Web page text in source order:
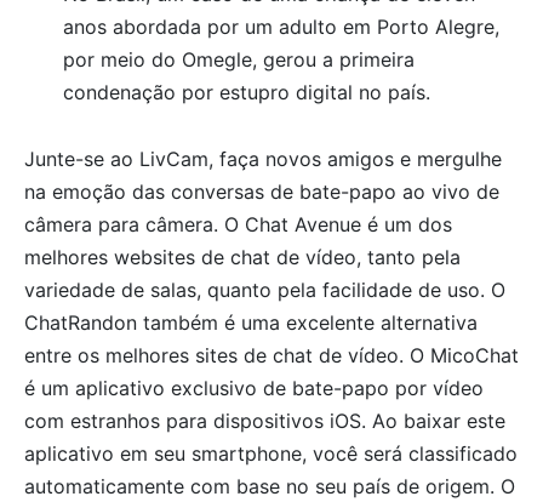
anos abordada por um adulto em Porto Alegre,
por meio do Omegle, gerou a primeira
condenação por estupro digital no país.
Junte-se ao LivCam, faça novos amigos e mergulhe
na emoção das conversas de bate-papo ao vivo de
câmera para câmera. O Chat Avenue é um dos
melhores websites de chat de vídeo, tanto pela
variedade de salas, quanto pela facilidade de uso. O
ChatRandon também é uma excelente alternativa
entre os melhores sites de chat de vídeo. O MicoChat
é um aplicativo exclusivo de bate-papo por vídeo
com estranhos para dispositivos iOS. Ao baixar este
aplicativo em seu smartphone, você será classificado
automaticamente com base no seu país de origem. O